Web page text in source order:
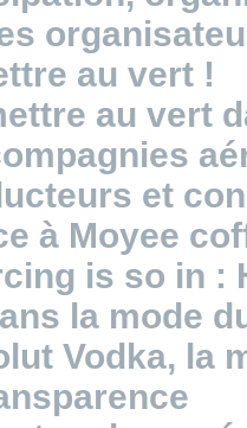
au vert !
au vert
et
à Moyee
is so in :
la mode
Vodka, la